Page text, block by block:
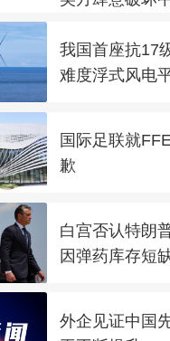
我国首座抗17
难度浮式风电
国际足联就
歉
白宫否认特朗
因弹药库存短
外企见证中国